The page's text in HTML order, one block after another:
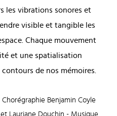
les vibrations sonores et
visible et tangible les
Chaque mouvement
et une spatialisation
de nos mémoires.
Benjamin Coyle
Lauriane Douchin - Musique